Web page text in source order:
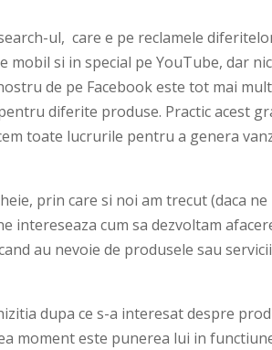
ul, care e pe reclamele
si in special pe YouTube, dar
de pe Facebook este tot mai mult
diferite produse. Practic acest
toate lucrurile pentru a genera
prin care si noi am trecut (daca ne
intereseaza cum sa dezvoltam
au nevoie de produsele sau
dupa ce s-a interesat despre
moment este punerea lui in